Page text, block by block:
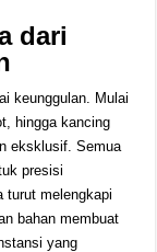
dari
keunggulan. Mulai
hingga kancing
eksklusif. Semua
presisi
turut melengkapi
bahan membuat
yang